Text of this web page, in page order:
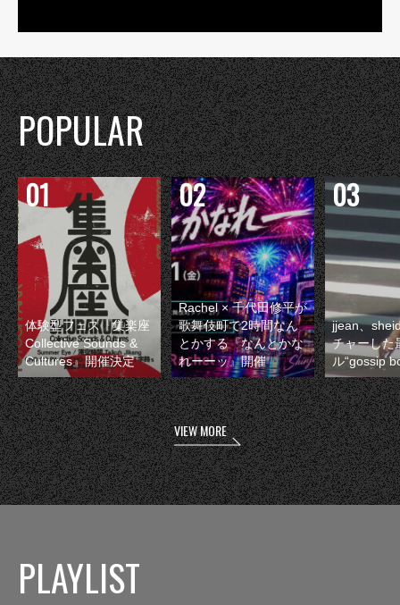
POPULAR
体験型フェス『集楽座
Collective Sounds &
Cultures』開催決定
Rachel × 千代田修平が
歌舞伎町で2時間なん
とかする『なんとかな
れーーッ』開催
jjean、
チャーした
ル“gossip
VIEW MORE
PLAYLIST